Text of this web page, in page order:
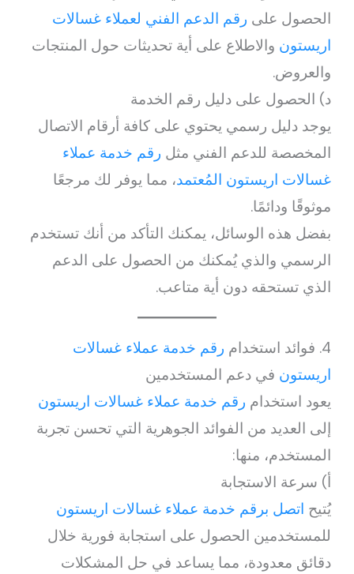
الحصول على رقم الدعم الفني لعملاء غسالات
اريستون والاطلاع على أية تحديثات حول المنتجات
والعروض.
د) الحصول على دليل رقم الخدمة
يوجد دليل رسمي يحتوي على كافة أرقام الاتصال
المخصصة للدعم الفني مثل رقم خدمة عملاء
غسالات اريستون المُعتمد، مما يوفر لك مرجعًا
موثوقًا ودائمًا.
بفضل هذه الوسائل، يمكنك التأكد من أنك تستخدم
الرسمي والذي يُمكنك من الحصول على الدعم
الذي تستحقه دون أية متاعب.
4. فوائد استخدام
رقم خدمة عملاء غسالات
اريستون في دعم المستخدمين
يعود استخدام رقم خدمة عملاء غسالات اريستون
إلى العديد من الفوائد الجوهرية التي تحسن تجربة
المستخدم، منها:
أ) سرعة الاستجابة
يُتيح اتصل برقم خدمة عملاء غسالات اريستون
للمستخدمين الحصول على استجابة فورية خلال
دقائق معدودة، مما يساعد في حل المشكلات